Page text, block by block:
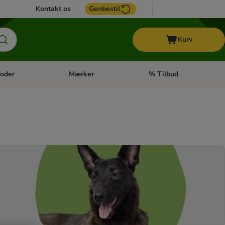
Kontakt os Genbestil
Kurv
menu: Hest Åben kategori menu: Diætfoder
Mærker Åben kategori menu:
% Tilbud